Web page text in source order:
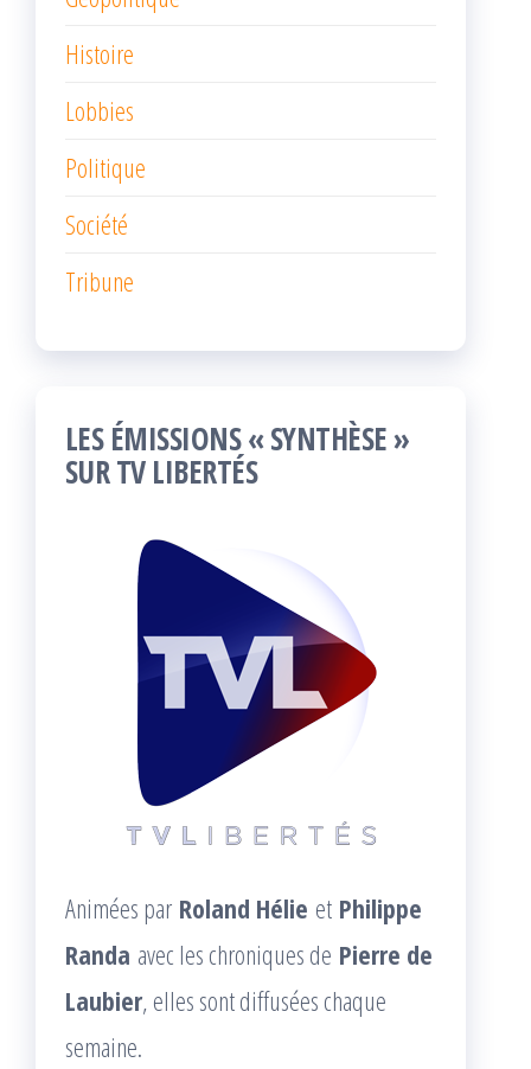
Histoire
Lobbies
Politique
Société
Tribune
LES ÉMISSIONS « SYNTHÈSE »
SUR TV LIBERTÉS
Animées par Roland Hélie et Philippe
Randa avec les chroniques de Pierre de
Laubier, elles sont diffusées chaque
semaine.